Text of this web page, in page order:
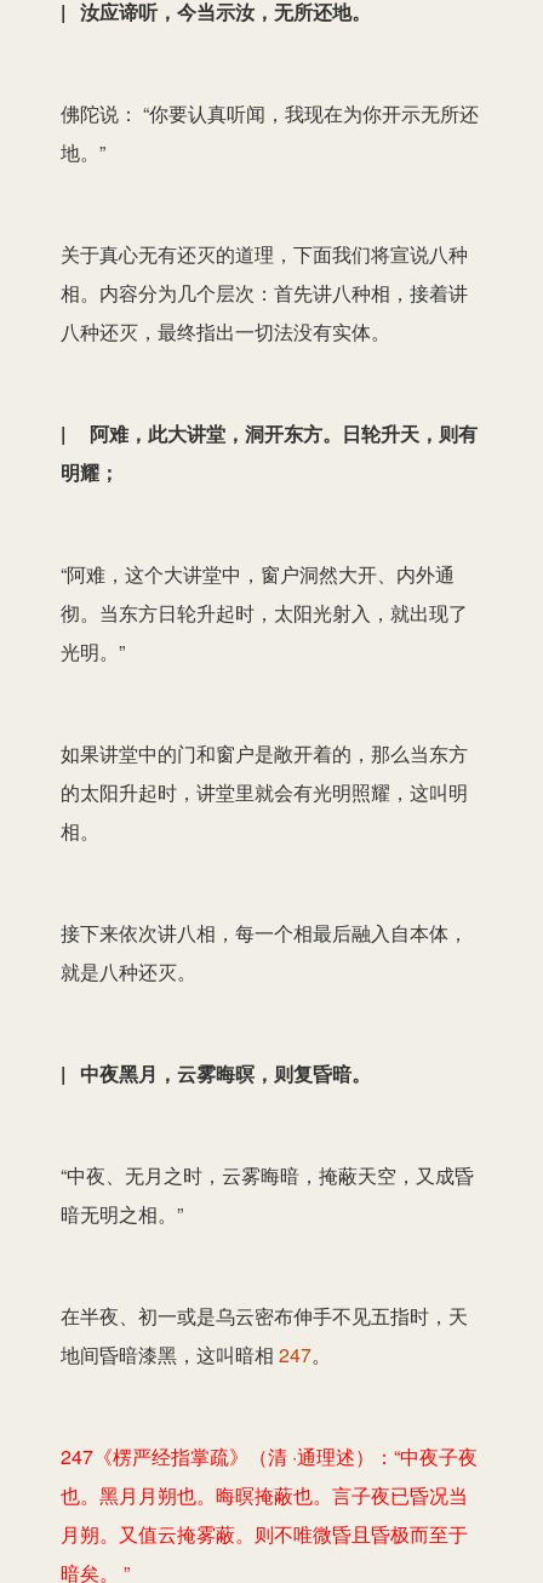
| 汝应谛听，今当示汝，无所还地。
佛陀说： “你要认真听闻，我现在为你开示无所还
地。”
关于真心无有还灭的道理，下面我们将宣说八种
相。内容分为几个层次：首先讲八种相，接着讲
八种还灭，最终指出一切法没有实体。
| 阿难，此大讲堂，洞开东方。日轮升天，则有
明耀；
“阿难，这个大讲堂中，窗户洞然大开、内外通
彻。当东方日轮升起时，太阳光射入，就出现了
光明。”
如果讲堂中的门和窗户是敞开着的，那么当东方
的太阳升起时，讲堂里就会有光明照耀，这叫明
相。
接下来依次讲八相，每一个相最后融入自本体，
就是八种还灭。
| 中夜黑月，云雾晦暝，则复昏暗。
“中夜、无月之时，云雾晦暗，掩蔽天空，又成昏
暗无明之相。”
在半夜、初一或是乌云密布伸手不见五指时，天
地间昏暗漆黑，这叫暗相 247。
247《楞严经指掌疏》（清 ·通理述）：“中夜子夜
也。黑月月朔也。晦暝掩蔽也。言子夜已昏况当
月朔。又值云掩雾蔽。则不唯微昏且昏极而至于
暗矣。 ”